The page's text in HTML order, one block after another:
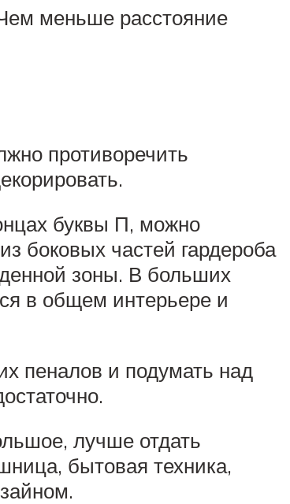
меньше расстояние
противоречить
буквы П, можно
боковых частей гардероба
зоны. В больших
в общем интерьере и
пеналов и подумать над
лучше отдать
бытовая техника,